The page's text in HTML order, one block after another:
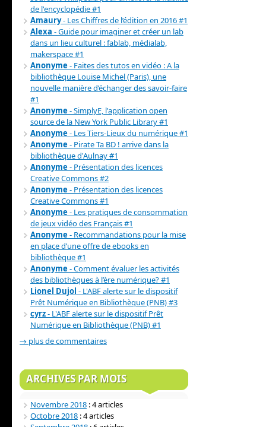
de l'encyclopédie #1
Amaury- Les Chiffres de l’édition en 2016 #1
Alexa - Guide pour imaginer et créer un lab
dans un lieu culturel : fablab, médialab,
makerspace #1
Anonyme- Faites des tutos en vidéo : A la
bibliothèque Louise Michel (Paris), une
nouvelle manière d’échanger des savoir-faire
#1
Anonyme- SimplyE, l'application open
source de la New York Public Library #1
Anonyme- Les Tiers-Lieux du numérique #1
Anonyme- Pirate Ta BD ! arrive dans la
bibliothèque d'Aulnay #1
Anonyme- Présentation des licences
Creative Commons #2
Anonyme- Présentation des licences
Creative Commons #1
Anonyme- Les pratiques de consommation
de jeux vidéo des Français #1
Anonyme- Recommandations pour la mise
en place d’une offre de ebooks en
bibliothèque #1
Anonyme- Comment évaluer les activités
des bibliothèques à l’ère numérique? #1
Lionel Dujol - L'ABF alerte sur le dispositif
Prêt Numérique en Bibliothèque (PNB) #3
cyrz- L'ABF alerte sur le dispositif Prêt
Numérique en Bibliothèque (PNB) #1
→ plus de commentaires
ARCHIVES PAR MOIS
Novembre 2018 : 4 articles
Octobre 2018 : 4 articles